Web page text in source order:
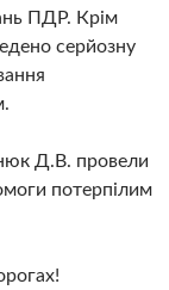
ПДР. Крім
серйозну
Д.В. провели
потерпілим